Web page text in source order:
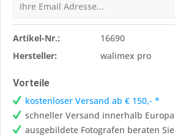
Artikel-Nr.:
16690
Hersteller:
walimex pro
Vorteile
kostenloser Versand ab € 150,- *
schneller Versand innerhalb Europa
ausgebildete Fotografen beraten Sie